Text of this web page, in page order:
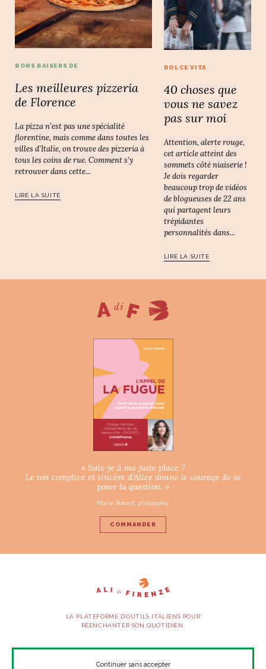
BONS BAISERS DE
Les meilleures pizzeria
de Florence
La pizza n’est pas une spécialité
florentine, mais comme dans toutes les
villes d’Italie, on trouve des pizzeria à
tous les coins de rue. Comment s’y
retrouver dans cette...
LIRE LA SUITE
DOLCE VITA
40 choses que
vous ne savez
pas sur moi
Attention, alerte rouge,
cet article atteint des
sommets côté niaiserie !
Je dois regarder
beaucoup trop de vidéos
de blogueuses de 22 ans
qui partagent leurs
trépidantes
personnalités dans...
LIRE LA SUITE
« Suis-je à ma juste place ?
Le ton complice et sincère d’Alice donne le courage de se
poser la question. »
Marie Robert, philosophe
COMMANDER
LA PLATEFORME D’OUTILS ITALIENS POUR
RÉENCHANTER SON QUOTIDIEN.
SUIVEZ-NOUS
Continuer sans accepter